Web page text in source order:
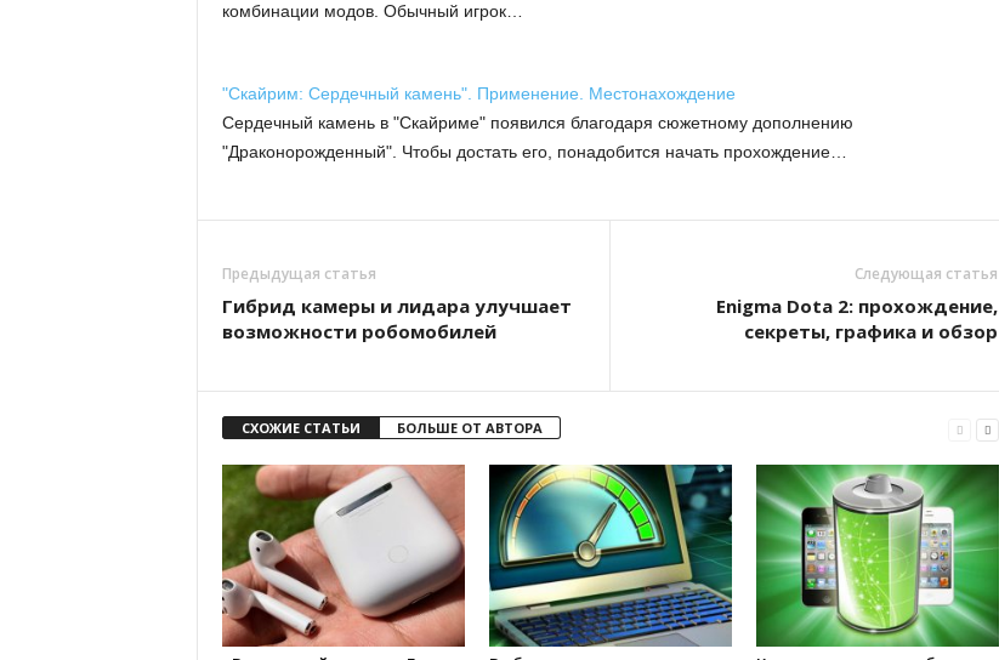
комбинации модов. Обычный игрок…
"Скайрим: Сердечный камень". Применение. Местонахождение
Сердечный камень в "Скайриме" появился благодаря сюжетному дополнению
"Драконорожденный". Чтобы достать его, понадобится начать прохождение…
Предыдущая статья
Гибрид камеры и лидара улучшает
возможности робомобилей
Следующая статья
Enigma Dota 2: прохождение,
секреты, графика и обзор
СХОЖИЕ СТАТЬИ БОЛЬШЕ ОТ АВТОРА